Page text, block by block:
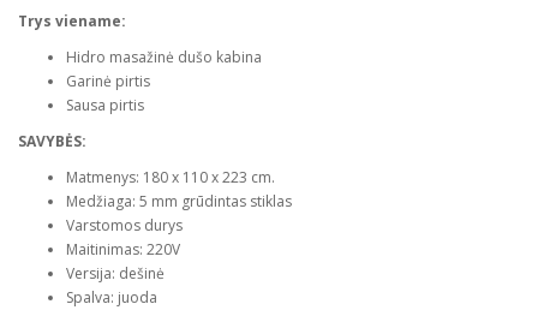
Trys viename:
Hidro masažinė dušo kabina
Garinė pirtis
Sausa pirtis
SAVYBĖS:
Matmenys: 180 x 110 x 223 cm.
Medžiaga: 5 mm grūdintas stiklas
Varstomos durys
Maitinimas: 220V
Versija: dešinė
Spalva: juoda